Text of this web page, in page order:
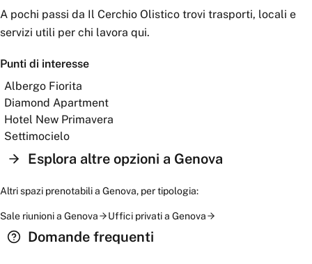
A pochi passi da Il Cerchio Olistico trovi trasporti, locali e
servizi utili per chi lavora qui.
Punti di interesse
Albergo Fiorita
Diamond Apartment
Hotel New Primavera
Settimocielo
Esplora altre opzioni a Genova
Altri spazi prenotabili a Genova, per tipologia:
Sale riunionia Genova Uffici privatia Genova
Domande frequenti